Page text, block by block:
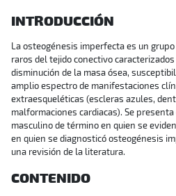
INTRODUCCIÓN
La osteogénesis imperfecta es un
raros del tejido conectivo
disminución de la masa ósea,
amplio espectro de manifestaciones
extraesqueléticas (escleras azules,
malformaciones cardiacas). Se
masculino de término en quien se
en quien se diagnosticó osteogénesis
una revisión de la literatura.
CONTENIDO